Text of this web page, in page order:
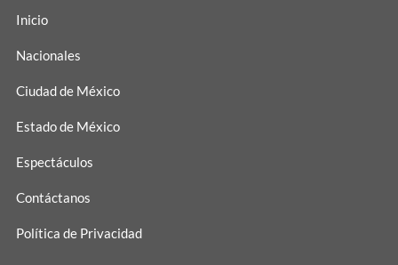
Inicio
Nacionales
Ciudad de México
Estado de México
Espectáculos
Contáctanos
Política de Privacidad